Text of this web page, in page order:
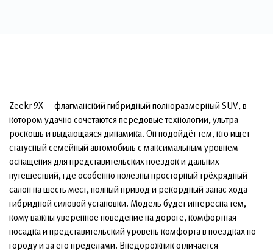
Zeekr 9X — флагманский гибридный полноразмерный SUV, в
котором удачно сочетаются передовые технологии, ультра-
роскошь и выдающаяся динамика. Он подойдёт тем, кто ищет
статусный семейный автомобиль с максимальным уровнем
оснащения для представительских поездок и дальних
путешествий, где особенно полезны просторный трёхрядный
салон на шесть мест, полный привод и рекордный запас хода
гибридной силовой установки. Модель будет интересна тем,
кому важны уверенное поведение на дороге, комфортная
посадка и представительский уровень комфорта в поездках по
городу и за его пределами. Внедорожник отличается